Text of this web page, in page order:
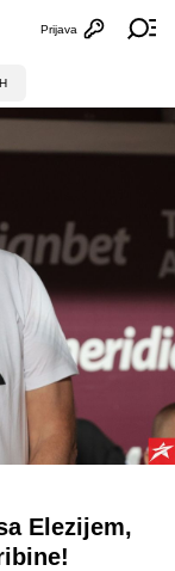
Otvori
Prijava
Elezijem,